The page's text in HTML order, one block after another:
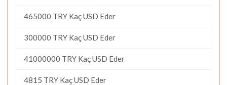
465000 TRY Kaç USD Eder
300000 TRY Kaç USD Eder
41000000 TRY Kaç USD Eder
4815 TRY Kaç USD Eder